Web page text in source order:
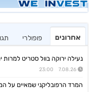
אחרונים פופולרי
נעילה ירוקה בוול סטריט
7.08.26 23:00
המרד הרפובליקני שמאיים על